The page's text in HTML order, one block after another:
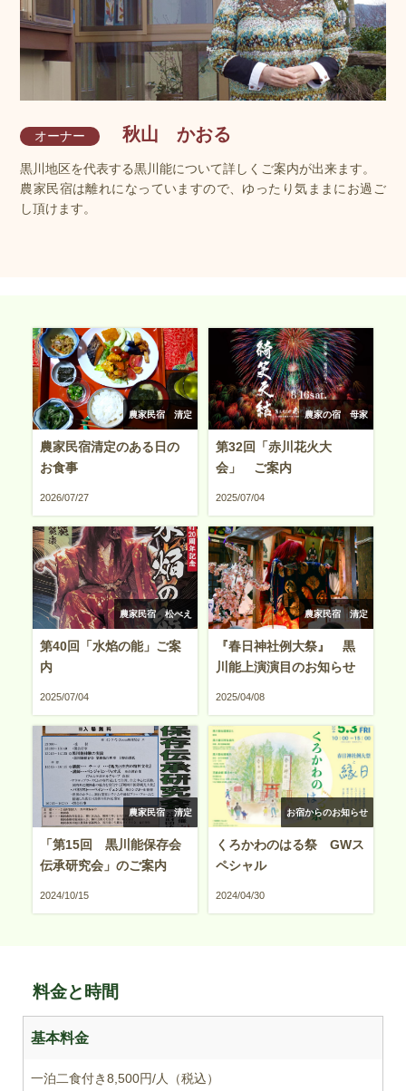
オーナー 秋山 かおる
黒川地区を代表する黒川能について詳しくご案内が出来ます。
農家民宿は離れになっていますので、ゆったり気ままにお過ご
し頂けます。
農家民宿 清定
農家民宿清定のある日の
お食事
2026/07/27
農家の宿 母家
第32回「赤川花火大
会」 ご案内
2025/07/04
農家民宿 松べえ
第40回「水焰の能」ご案
内
2025/07/04
農家民宿 清定
『春日神社例大祭』 黒
川能上演演目のお知らせ
2025/04/08
農家民宿 清定
「第15回 黒川能保存会
伝承研究会」のご案内
2024/10/15
お宿からのお知らせ
くろかわのはる祭 GWス
ペシャル
2024/04/30
料金と時間
基本料金
一泊二食付き8,500円/人（税込）